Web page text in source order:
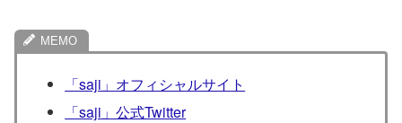
「saji」オフィシャルサイト
「saji」公式Twitter